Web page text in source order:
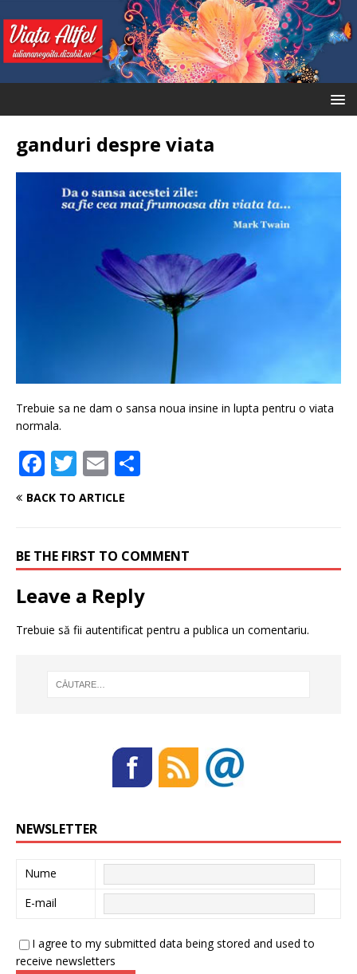
ganduri despre viata
Trebuie sa ne dam o sansa noua insine in lupta pentru o viata
normala.
F
a
b
o
k
T
w
r
E
m
a
z
ă
BACK TO ARTICLE
BE THE FIRST TO COMMENT
Leave a Reply
Trebuie să fii autentificat pentru a publica un comentariu.
NEWSLETTER
Nume
E-mail
I agree to my submitted data being stored and used to
receive newsletters